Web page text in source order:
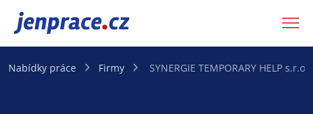
JenPráce.cz
Nabídky práce Firmy SYNERGIE TEMPORARY HELP s.r.o.